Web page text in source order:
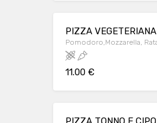
PIZZA VEGETERIANA
Pomodoro,Mozzarella,
11.00 €